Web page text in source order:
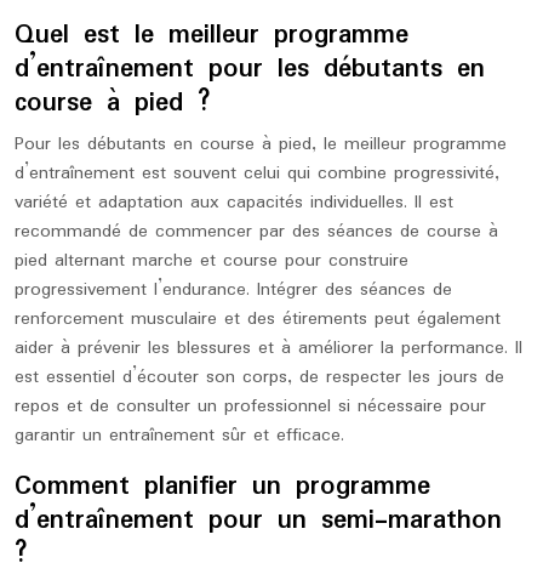
Quel est le meilleur programme
d’entraînement pour les débutants en
course à pied ?
Pour les débutants en course à pied, le meilleur programme
d’entraînement est souvent celui qui combine progressivité,
variété et adaptation aux capacités individuelles. Il est
recommandé de commencer par des séances de course à
pied alternant marche et course pour construire
progressivement l’endurance. Intégrer des séances de
renforcement musculaire et des étirements peut également
aider à prévenir les blessures et à améliorer la performance. Il
est essentiel d’écouter son corps, de respecter les jours de
repos et de consulter un professionnel si nécessaire pour
garantir un entraînement sûr et efficace.
Comment planifier un programme
d’entraînement pour un semi-marathon
?